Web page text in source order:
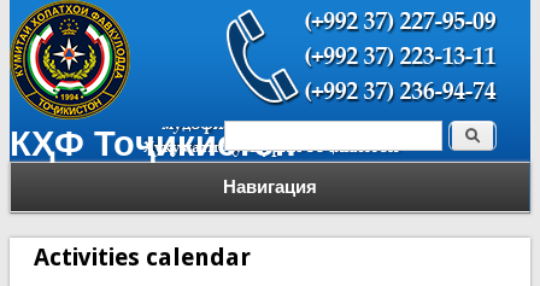
КҲФ Тоҷикистон
Навигация
Форма поиска Поиск
Activities calendar